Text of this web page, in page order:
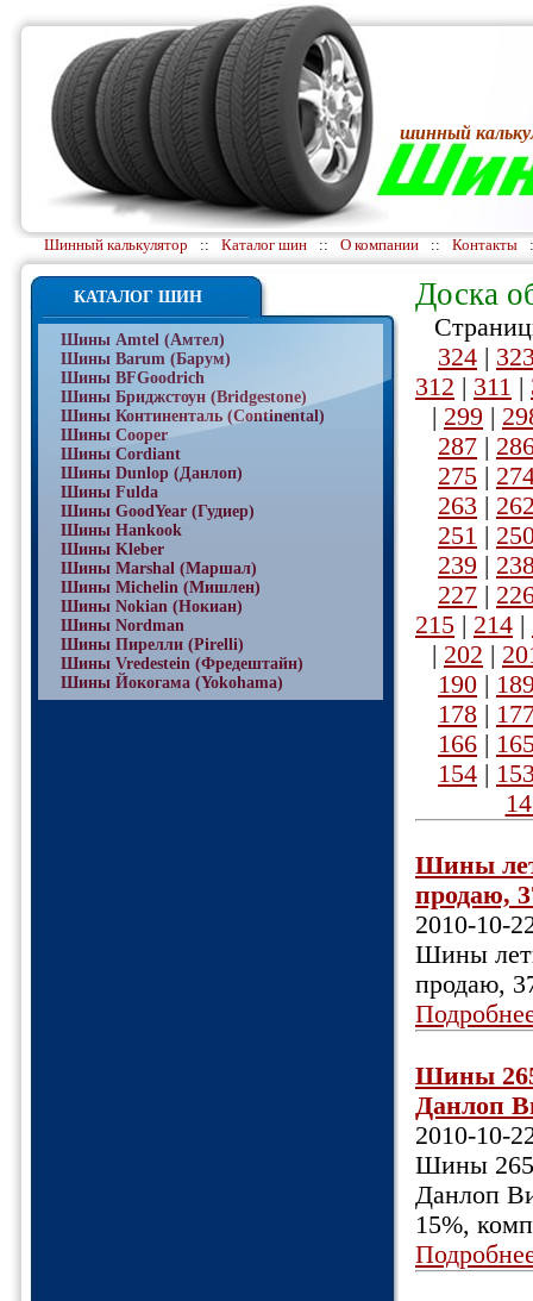
шинный
Шинный калькулятор :: Каталог шин :: О компании :: Контакты
КАТАЛОГ ШИН
Шины Amtel (Амтел)
Шины Barum (Барум)
Шины BFGoodrich
Шины Бриджстоун (Bridgestone)
Шины Континенталь (Continental)
Шины Cooper
Шины Cordiant
Шины Dunlop (Данлоп)
Шины Fulda
Шины GoodYear (Гудиер)
Шины Hankook
Шины Kleber
Шины Marshal (Маршал)
Шины Michelin (Мишлен)
Шины Nokian (Нокиан)
Шины Nordman
Шины Пирелли (Pirelli)
Шины Vredestein (Фредештайн)
Шины Йокогама (Yokohama)
Доска
324 |
312 | 311 |
| 299 |
287 |
275 |
263 |
251 |
239 |
227 |
215 | 214 |
| 202 |
190 |
178 |
166 |
154 |
Шины
продаю,
2010-10-
Шины
продаю,
Шины
Данлоп
2010-10-
Шины
Данлоп
15%,